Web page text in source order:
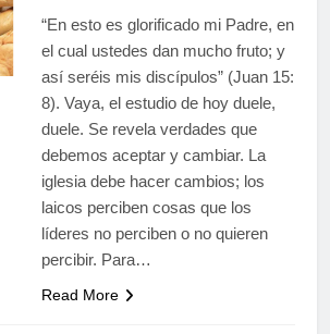
“En esto es glorificado mi Padre, en
el cual ustedes dan mucho fruto; y
así seréis mis discípulos” (Juan 15:
8). Vaya, el estudio de hoy duele,
duele. Se revela verdades que
debemos aceptar y cambiar. La
iglesia debe hacer cambios; los
laicos perciben cosas que los
líderes no perciben o no quieren
percibir. Para…
Read More